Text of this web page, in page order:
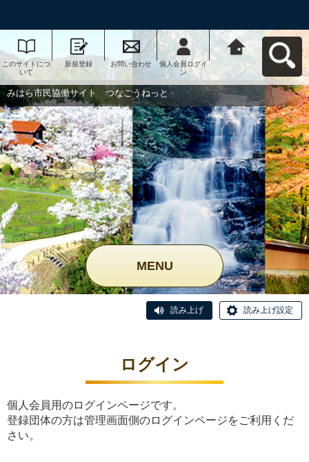
このサイトにつ
いて
新規登録 お問い合わせ
個人会員ログイ
ン
みはら市民協働
サイト つなご
うねっとへ戻る
みはら市民協働サイト つなごうねっと
MENU
読み上げ 読み上げ設定
ログイン
個人会員用のログインページです。
登録団体の方は管理画面側のログインページをご利用くだ
さい。